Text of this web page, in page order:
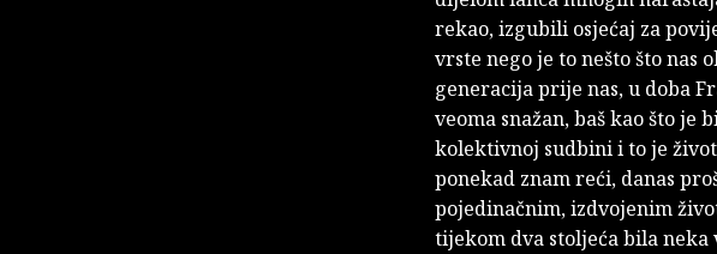
rekao, izgubili osjećaj za
vrste nego je to nešto što nas
generacija prije nas, u doba
veoma snažan, baš kao što je
kolektivnoj sudbini i to je
ponekad znam reći, danas
pojedinačnim, izdvojenim
tijekom dva stoljeća bila